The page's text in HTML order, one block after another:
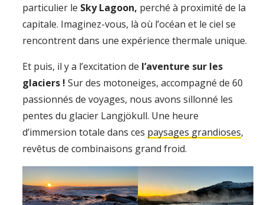
particulier le Sky Lagoon, perché à proximité de la
capitale. Imaginez-vous, là où l’océan et le ciel se
rencontrent dans une expérience thermale unique.
Et puis, il y a l’excitation de l’aventure sur les
glaciers ! Sur des motoneiges, accompagné de 60
passionnés de voyages, nous avons sillonné les
pentes du glacier Langjökull. Une heure
d’immersion totale dans ces paysages grandioses,
revêtus de combinaisons grand froid.